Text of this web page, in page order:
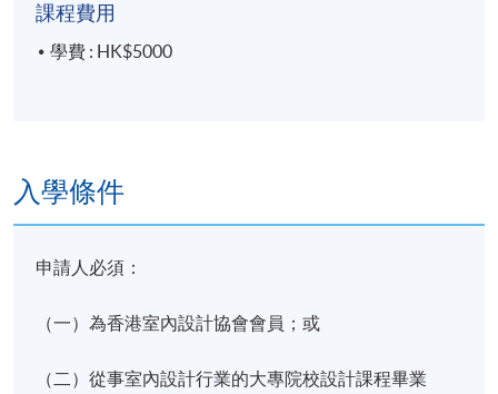
課程費用
學費 : HK$5000
入學條件
申請人必須：
（一）為香港室內設計協會會員；或
（二）從事室內設計行業的大專院校設計課程畢業